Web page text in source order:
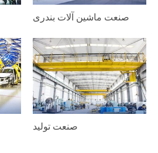
صنعت ماشین آلات بندری
صنعت تولید